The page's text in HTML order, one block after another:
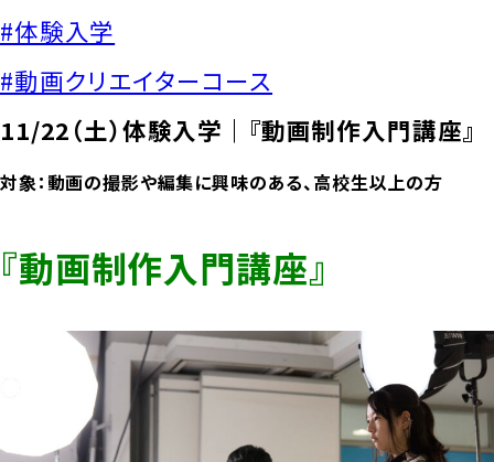
#体験入学
#動画クリエイターコース
11/22（土）体験入学｜『動画制作入門講座』
対象：動画の撮影や編集に興味のある、高校生以上の方
『動画制作入門講座』